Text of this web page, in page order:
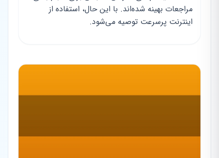
مراجعات بهینه شده‌اند. با این حال، استفاده از
اینترنت پرسرعت توصیه می‌شود.